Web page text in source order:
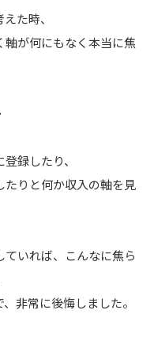
た時、
が何にもなく本当に焦
録したり、
たりと何か収入の軸を見
いれば、こんなに焦ら
非常に後悔しました。